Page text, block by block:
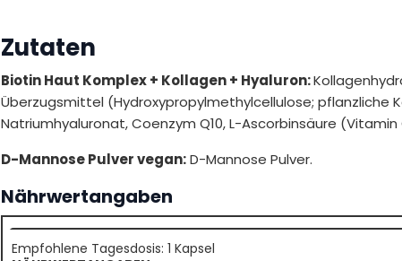
Zutaten
Biotin Haut Komplex + Kollagen + Hyaluron:
Überzugsmittel (Hydroxypropylmethylcellulose; pflanzliche
Natriumhyaluronat, Coenzym Q10, L-Ascorbinsäure (Vitamin
D-Mannose Pulver vegan:D-Mannose Pulver.
Nährwertangaben
Empfohlene Tagesdosis: 1 Kapsel